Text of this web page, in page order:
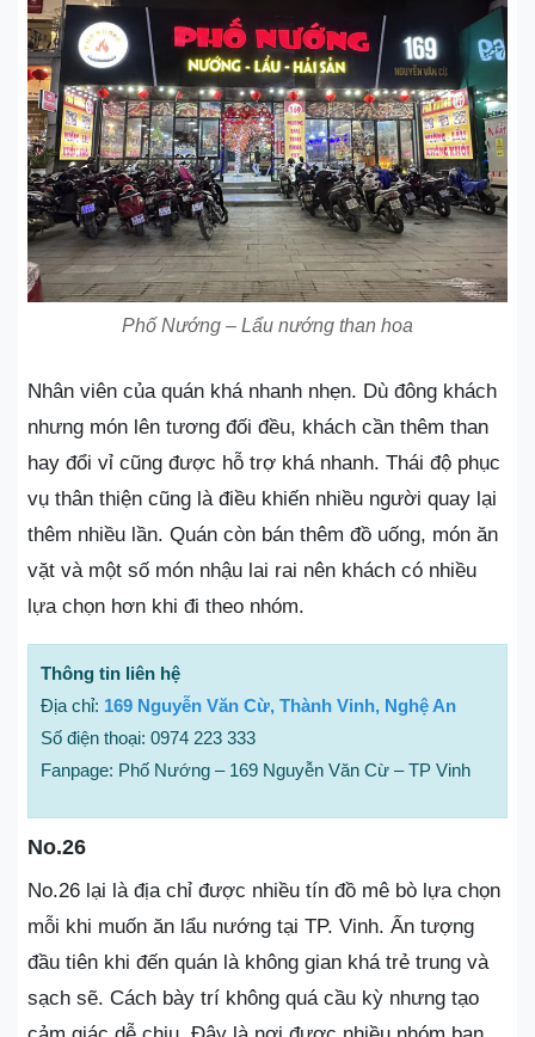
Phố Nướng – Lẩu nướng than hoa
Nhân viên của quán khá nhanh nhẹn. Dù đông khách
nhưng món lên tương đối đều, khách cần thêm than
hay đổi vỉ cũng được hỗ trợ khá nhanh. Thái độ phục
vụ thân thiện cũng là điều khiến nhiều người quay lại
thêm nhiều lần. Quán còn bán thêm đồ uống, món ăn
vặt và một số món nhậu lai rai nên khách có nhiều
lựa chọn hơn khi đi theo nhóm.
Thông tin liên hệ
Địa chỉ: 169 Nguyễn Văn Cừ, Thành Vinh, Nghệ An
Số điện thoại: 0974 223 333
Fanpage: Phố Nướng – 169 Nguyễn Văn Cừ – TP Vinh
No.26
No.26 lại là địa chỉ được nhiều tín đồ mê bò lựa chọn
mỗi khi muốn ăn lẩu nướng tại TP. Vinh. Ấn tượng
đầu tiên khi đến quán là không gian khá trẻ trung và
sạch sẽ. Cách bày trí không quá cầu kỳ nhưng tạo